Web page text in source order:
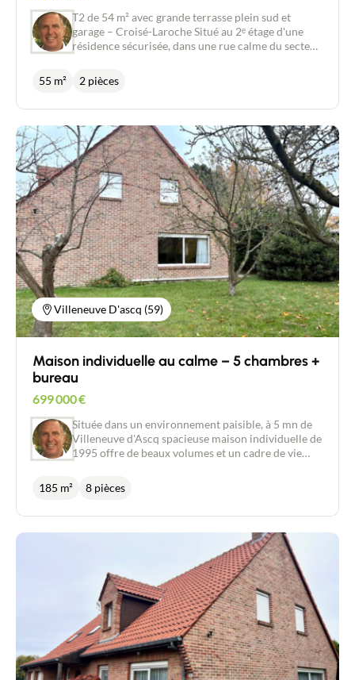
T2 de 54 m² avec grande terrasse plein sud et
garage – Croisé-Laroche Situé au 2ᵉ étage d'une
résidence sécurisée, dans une rue calme du secteur
T2 de 54 m² vous séduira par sa luminosité et sa
vue dégagée sur un parc. Il se compose d'une
grâce à son exposition plein sud. Cet espace s'ouvre
sur une vaste terrasse offrant une belle vue sur le
parc, idéale pour profiter des journées ensoleillées.
L'appartement dispose également d'une belle
chambre de 13m2, d'une salle d'eau moderne avec
douche à l'italienne ainsi que d'un WC séparé. Un
garage fermé complète ce bien. Pas de procédure
en cours Les plus : Résidence sécurisée 2ᵉ étage
Surface de 54 m² Exposition plein sud Grande
terrasse avec vue sur parc Douche à l'italienne
Garage fermé Secteur calme et recherché
55 m² 2 pièces
Villeneuve D'ascq (59)
Maison individuelle au calme – 5 chambres +
bureau
699 000€
Située dans un environnement paisible, à 5 mn de
Villeneuve d'Ascq spacieuse maison individuelle de
1995 offre de beaux volumes et un cadre de vie
entrée accueillante Une grande pièce de vie
lumineuse avec cuisine ouverte (environ 50 m²)
chambres + bureau : idéal pour une grande famille
ou le télétravail DPE classé C Grand garage de 60
m² avec deux portes sectionnelles Cave de 10 m²
Climatisation réversible Système de récupération
d’eau de pluie
185 m² 8 pièces